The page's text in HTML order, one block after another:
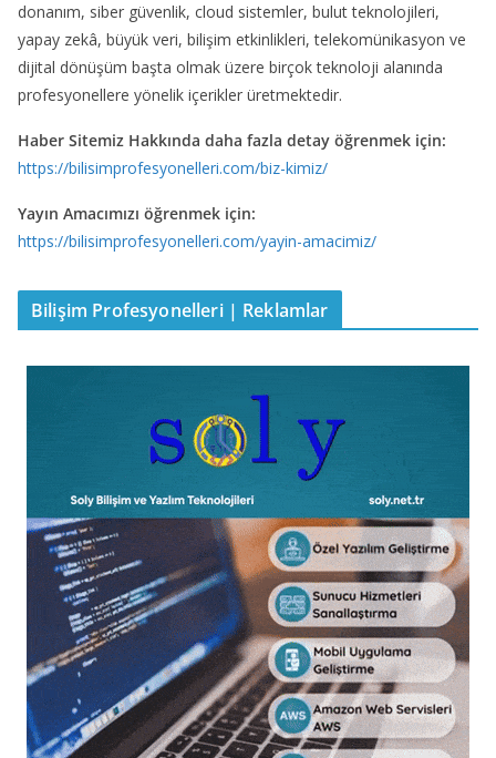
donanım, siber güvenlik, cloud sistemler, bulut teknolojileri,
yapay zekâ, büyük veri, bilişim etkinlikleri, telekomünikasyon ve
dijital dönüşüm başta olmak üzere birçok teknoloji alanında
profesyonellere yönelik içerikler üretmektedir.
Haber Sitemiz Hakkında daha fazla detay öğrenmek için:
https://bilisimprofesyonelleri.com/biz-kimiz/
Yayın Amacımızı öğrenmek için:
https://bilisimprofesyonelleri.com/yayin-amacimiz/
Bilişim Profesyonelleri | Reklamlar